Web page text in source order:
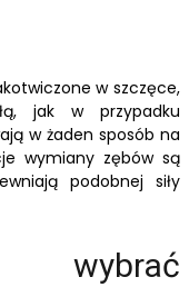
w szczęce,
jak w przypadku
w żaden sposób na
wymiany zębów są
podobnej siły
wybrać